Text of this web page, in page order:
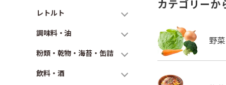
レトルト
調味料・油
粉類・乾物・海苔・缶詰
飲料・酒
カテゴリーか